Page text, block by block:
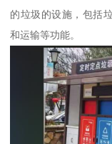
的垃圾的设施，包括
和运输等功能。